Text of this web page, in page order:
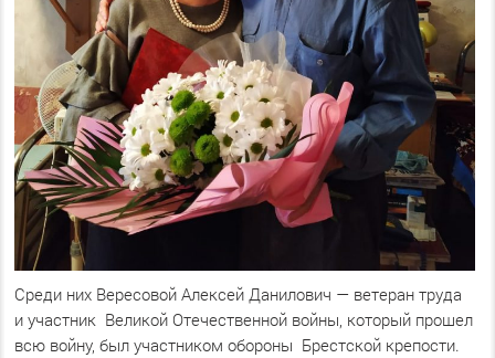
Среди них Вересовой Алексей Данилович — ветеран труда
и участник Великой Отечественной войны, который прошел
всю войну, был участником обороны Брестской крепости.